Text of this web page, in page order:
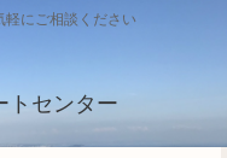
軽にご相談ください
トセンター